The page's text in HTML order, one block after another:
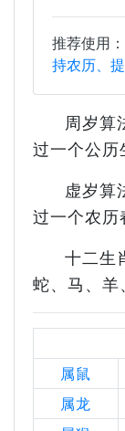
推荐使用：
持农历、
周岁算
过一个公历
虚岁算
过一个农历
十二生
蛇、马、羊
属鼠
属龙